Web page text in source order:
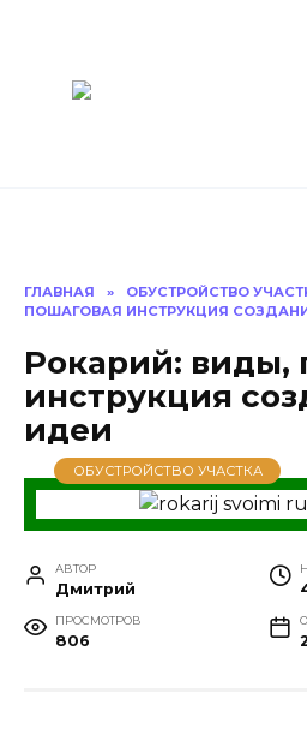
ГЛАВНАЯ » ОБУСТРОЙСТВО
ПОШАГОВАЯ ИНСТРУКЦИЯ
Рокарий: виды,
инструкция
идеи
ОБУСТРОЙСТВО УЧАСТКА
АВТОР
Дмитрий
ПРОСМОТРОВ
806